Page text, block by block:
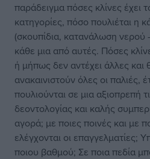
παράδειγμα πόσες κλίνες έχει
κατηγορίες, πόσο πουλιέται η
(σκουπίδια, κατανάλωση νερού
κάθε μια από αυτές. Πόσες
ή μήπως δεν αντέχει άλλες και
ανακαινιστούν όλες οι παλιές,
πουλιούνται σε μια αξιοπρεπή
δεοντολογίας και καλής
αγορά; με ποιες ποινές και με
ελέγχονται οι επαγγελματίες;
ποιου βαθμού; Σε ποια πεδία